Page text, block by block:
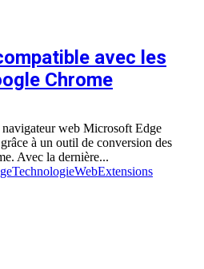
avec les
Chrome
navigateur web Microsoft Edge
à un outil de conversion des
Avec la dernière...
TechnologieWebExtensions